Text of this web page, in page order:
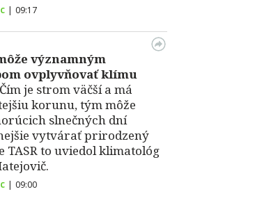
| 09:17
významným
ovplyvňovať klímu
Čím je strom väčší a má
korunu, tým môže
slnečných dní
vytvárať prirodzený
TASR to uviedol klimatológ
| 09:00